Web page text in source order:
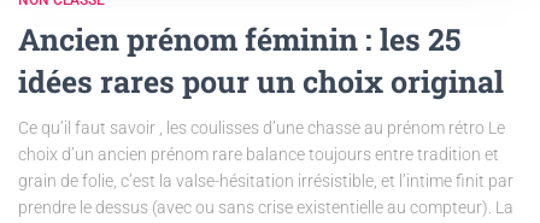
Ancien prénom féminin : les 25
idées rares pour un choix original
Ce qu’il faut savoir , les coulisses d’une chasse au prénom rétro Le
choix d’un ancien prénom rare balance toujours entre tradition et
grain de folie, c’est la valse-hésitation irrésistible, et l’intime finit par
prendre le dessus (avec ou sans crise existentielle au compteur). La